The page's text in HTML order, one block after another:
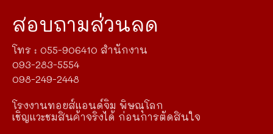
สอบถามส่วนลด
โทร : 055-906410 สำนักงาน
093-283-5554
098-249-2448
โรงงานทอยส์แอนด์จิม พิษณุโลก
เชิญแวะชมสินค้าจริงได้ ก่อนการตัดสินใจ